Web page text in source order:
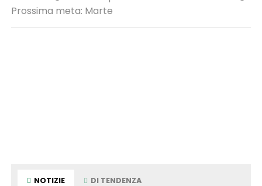
Prossima meta: Marte
NOTIZIE DI TENDENZA